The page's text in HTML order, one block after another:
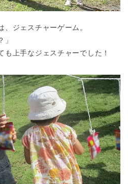
県 千葉県 全域
県 埼玉県 全域
県 兵庫県 全域
ジェスチャーゲーム。
」
も上手なジェスチャーでした！